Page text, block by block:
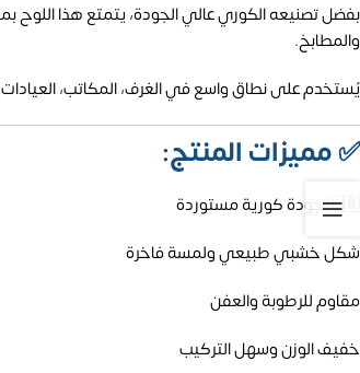
بفضل تصنيعه الكوري عالي الجودة، يتمتع هذا اللوح
والمطابخ.
يُستخدم على نطاق واسع في الغرف، المكاتب،
✅مميزات المنتج:
🇰🇷 جودة كورية مستوردة
شكل خشبي طبيعي ولمسة فاخرة
مقاوم للرطوبة والعفن
خفيف الوزن وسهل التركيب